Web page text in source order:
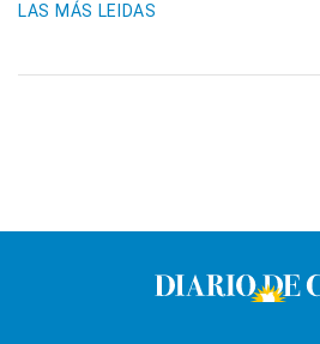
LAS MÁS LEIDAS